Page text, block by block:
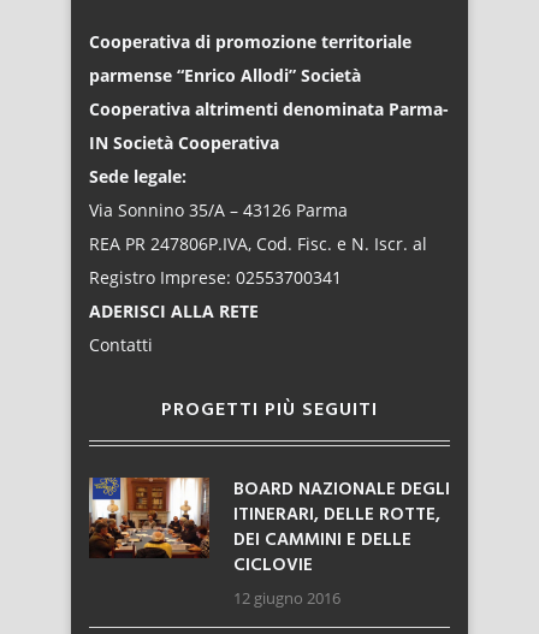
Cooperativa di promozione territoriale
parmense “Enrico Allodi” Società
Cooperativa altrimenti denominata Parma-
IN Società Cooperativa
Sede legale:
Via Sonnino 35/A – 43126 Parma
REA PR 247806P.IVA, Cod. Fisc. e N. Iscr. al
Registro Imprese: 02553700341
ADERISCI ALLA RETE
Contatti
PROGETTI PIÙ SEGUITI
BOARD NAZIONALE DEGLI
ITINERARI, DELLE ROTTE,
DEI CAMMINI E DELLE
CICLOVIE
12 giugno 2016